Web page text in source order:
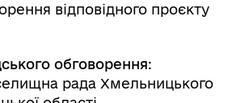
відповідного проєкту
обговорення:
рада Хмельницького